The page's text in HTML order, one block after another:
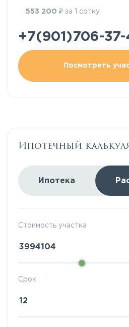
553 200 ₽ за 1 сотку
+7(901)706-37-
Посмотреть
Ипотечный
Ипотека
Стоимость участка
Срок